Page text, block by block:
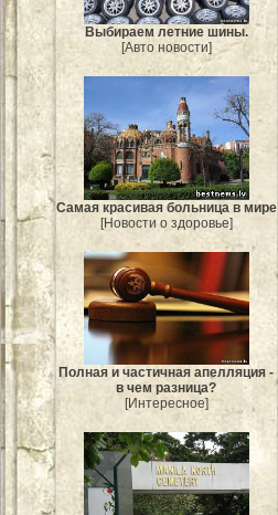
Выбираем летние шины.
[Авто новости]
Самая красивая больница в мире
[Новости о здоровье]
Полная и частичная апелляция -
в чем разница?
[Интересное]